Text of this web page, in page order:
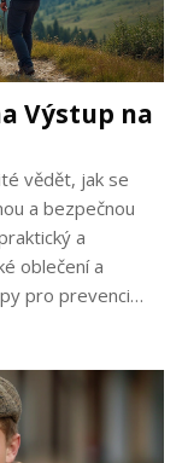
Výstup na
vědět, jak se
a bezpečnou
a
oblečení a
pro prevenci